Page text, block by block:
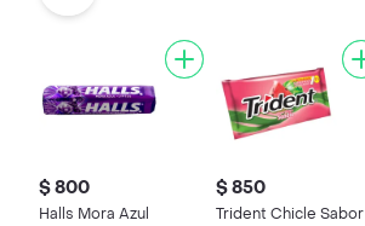
$ 800
Halls Mora Azul
$ 850
Trident Chicle Sabor